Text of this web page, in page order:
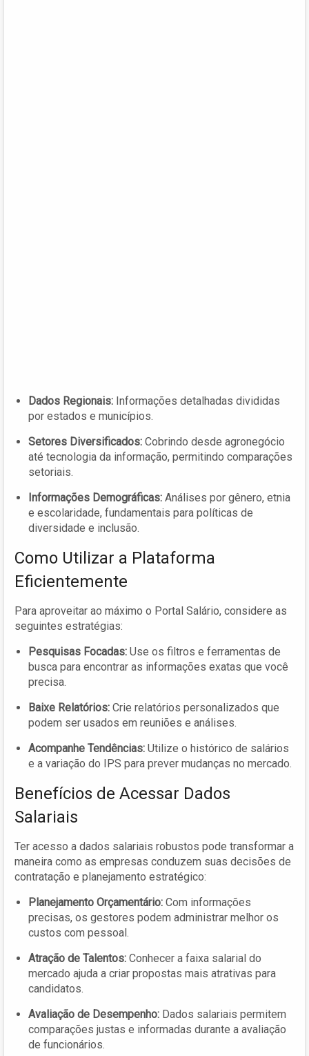
Dados Regionais: Informações detalhadas divididas
por estados e municípios.
Setores Diversificados: Cobrindo desde agronegócio
até tecnologia da informação, permitindo comparações
setoriais.
Informações Demográficas: Análises por gênero, etnia
e escolaridade, fundamentais para políticas de
diversidade e inclusão.
Como Utilizar a Plataforma
Eficientemente
Para aproveitar ao máximo o Portal Salário, considere as
seguintes estratégias:
Pesquisas Focadas: Use os filtros e ferramentas de
busca para encontrar as informações exatas que você
precisa.
Baixe Relatórios: Crie relatórios personalizados que
podem ser usados em reuniões e análises.
Acompanhe Tendências: Utilize o histórico de salários
e a variação do IPS para prever mudanças no mercado.
Benefícios de Acessar Dados
Salariais
Ter acesso a dados salariais robustos pode transformar a
maneira como as empresas conduzem suas decisões de
contratação e planejamento estratégico:
Planejamento Orçamentário: Com informações
precisas, os gestores podem administrar melhor os
custos com pessoal.
Atração de Talentos: Conhecer a faixa salarial do
mercado ajuda a criar propostas mais atrativas para
candidatos.
Avaliação de Desempenho: Dados salariais permitem
comparações justas e informadas durante a avaliação
de funcionários.